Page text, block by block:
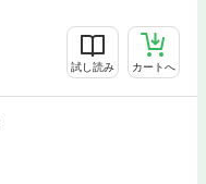
試し読み カートへ